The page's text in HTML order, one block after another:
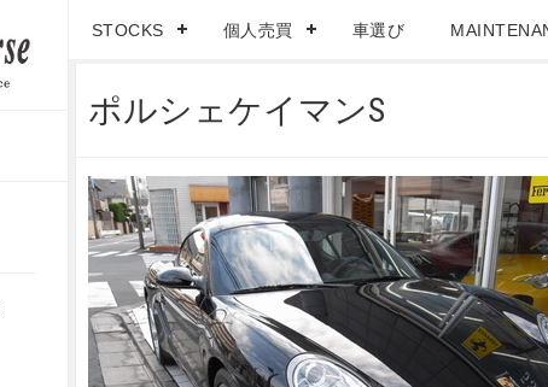
STOCKS 個人売買 車選び
ポルシェケイマンS